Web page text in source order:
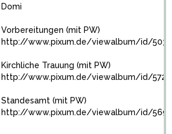
Domi
Vorbereitungen (mit PW)
http://www.pixum.de/viewalbum/id/
Kirchliche Trauung (mit PW)
http://www.pixum.de/viewalbum/id/
Standesamt (mit PW)
http://www.pixum.de/viewalbum/id/